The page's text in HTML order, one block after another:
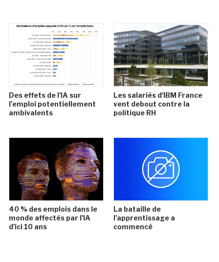
Des effets de l'IA sur
l'emploi potentiellement
ambivalents
Les salariés d'IBM France
vent debout contre la
politique RH
40 % des emplois dans le
monde affectés par l'IA
d'ici 10 ans
La bataille de
l'apprentissage a
commencé